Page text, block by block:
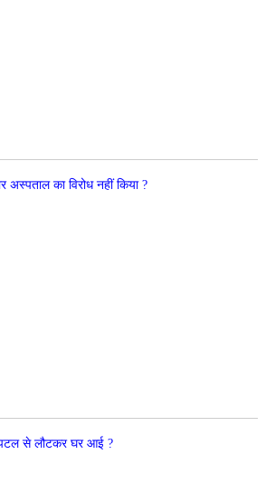
अस्पताल का विरोध नहीं किया ?
से लौटकर घर आई ?